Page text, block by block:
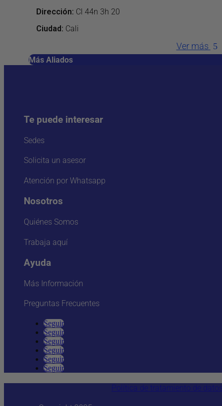
Dirección: Cl 44n 3h 20
Ciudad: Cali
Ver más
Más Aliados
Te puede interesar
Sedes
Solicita un asesor
Atención por Whatsapp
Nosotros
Quiénes Somos
Trabaja aquí
Ayuda
Más Información
Preguntas Frecuentes
Seguir
Seguir
Seguir
Seguir
Seguir
Seguir
Política de tratamiento de